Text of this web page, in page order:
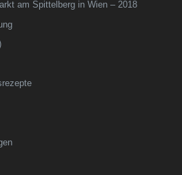
am Spittelberg in Wien – 2018